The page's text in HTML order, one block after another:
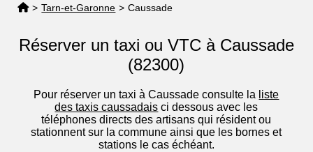
> Tarn-et-Garonne > Caussade
Réserver un taxi ou VTC à Caussade
(82300)
Pour réserver un taxi à Caussade consulte la liste
des taxis caussadais ci dessous avec les
téléphones directs des artisans qui résident ou
stationnent sur la commune ainsi que les bornes et
stations le cas échéant.